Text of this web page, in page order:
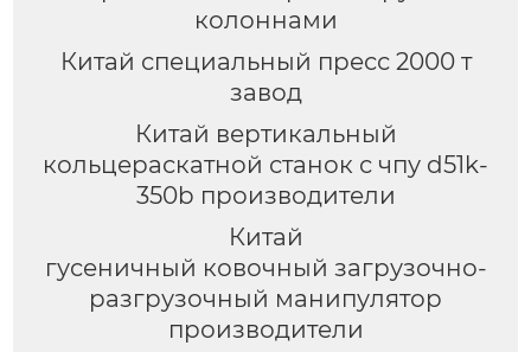
колоннами
Китай специальный пресс 2000 т
завод
Китай вертикальный
кольцераскатной станок с чпу d51k-
350b производители
Китай
гусеничный ковочный загрузочно-
разгрузочный манипулятор
производители